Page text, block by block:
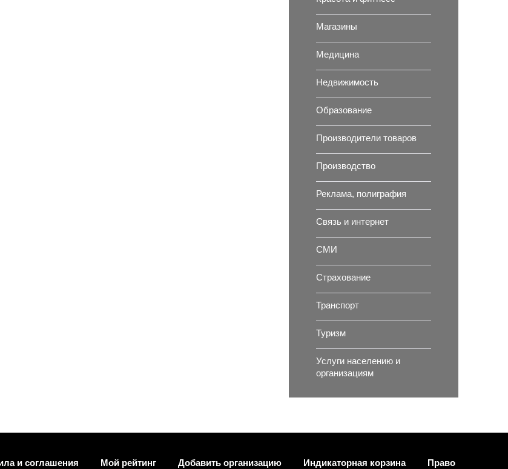
Магазины
Медицина
Недвижимость
Образование
Производители товаров
Производство
Реклама, полиграфия
Связь и интернет
СМИ
Страхование
Транспорт
Туризм
Услуги населению и
организациям
и соглашения Мой рейтинг Добавить организацию Индикаторная корзина Право